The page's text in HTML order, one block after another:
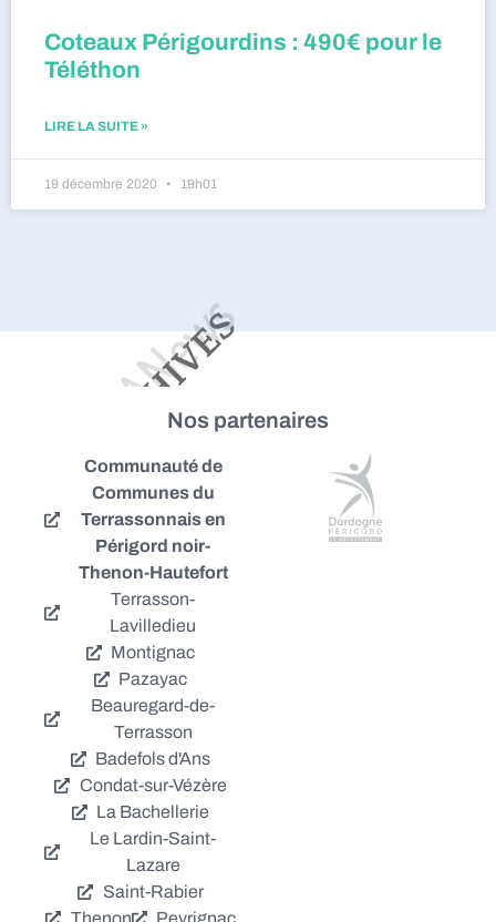
Coteaux Périgourdins : 490€ pour le
Téléthon
LIRE LA SUITE »
19 décembre 2020 19h01
Nos partenaires
Communauté de
Communes du
Terrassonnais en
Périgord noir-
Thenon-Hautefort
Terrasson-
Lavilledieu
Montignac
Pazayac
Beauregard-de-
Terrasson
Badefols d'Ans
Condat-sur-Vézère
La Bachellerie
Le Lardin-Saint-
Lazare
Saint-Rabier
Thenon
Peyrignac